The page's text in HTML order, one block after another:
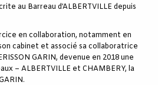
au Barreau d’ALBERTVILLE depuis
en collaboration, notamment en
cabinet et associé sa collaboratrice
GARIN, devenue en 2018 une
– ALBERTVILLE et CHAMBERY, la